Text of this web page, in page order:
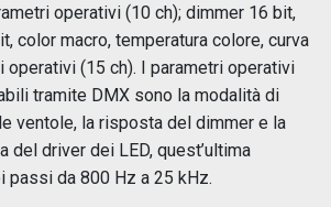
operativi (10 ch); dimmer 16 bit,
color macro, temperatura colore, curva
operativi (15 ch). I parametri operativi
tramite DMX sono la modalità di
ventole, la risposta del dimmer e la
del driver dei LED, quest’ultima
passi da 800 Hz a 25 kHz.